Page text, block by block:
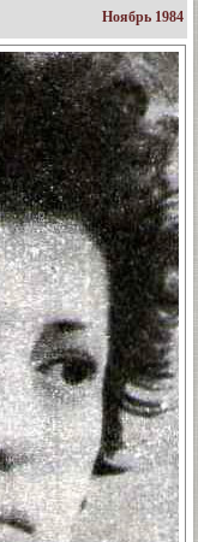
Ноябрь 1984